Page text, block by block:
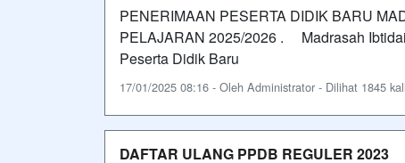
PENERIMAAN PESERTA DIDIK BARU
PELAJARAN 2025/2026 . Madrasah
Peserta Didik Baru
17/01/2025 08:16 - Oleh Administrator - Dilihat 1845 kali
DAFTAR ULANG PPDB REGULER 2023